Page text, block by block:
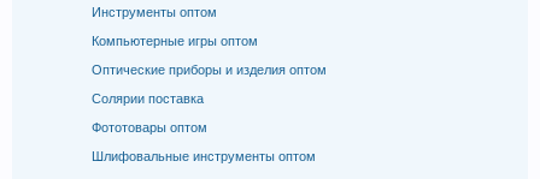
Инструменты оптом
Компьютерные игры оптом
Оптические приборы и изделия оптом
Солярии поставка
Фототовары оптом
Шлифовальные инструменты оптом